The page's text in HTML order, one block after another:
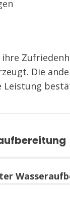
ihre
Die
Leistung